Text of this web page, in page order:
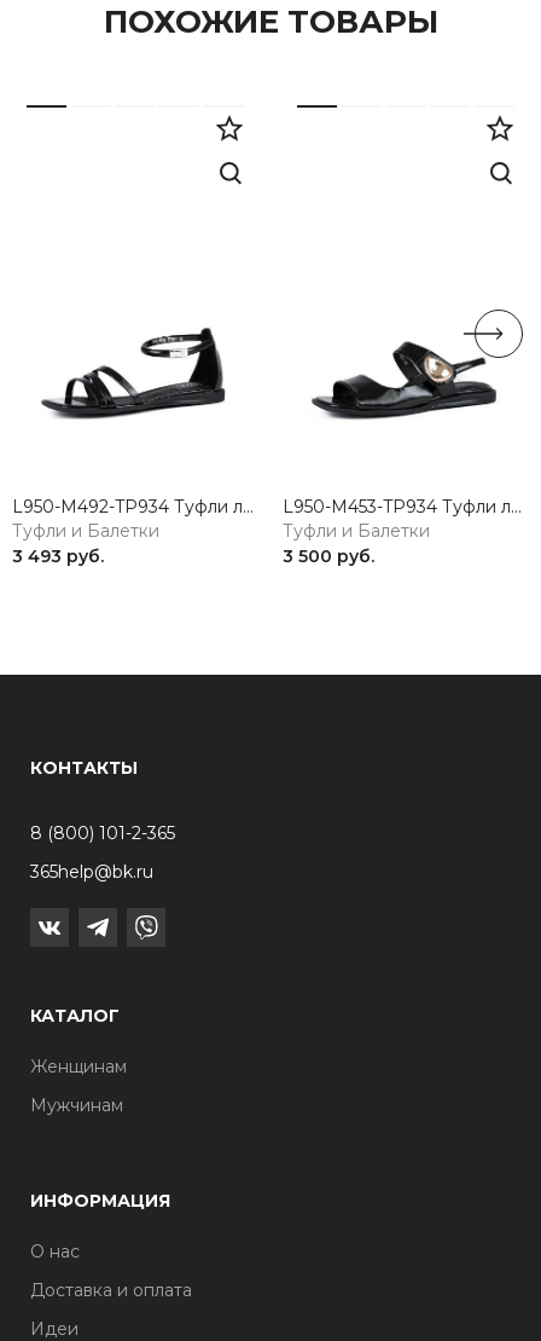
ПОХОЖИЕ ТОВАРЫ
L950-M492-TP934 Туфли летние женские натуральная кожа черный 365
Туфли и Балетки
3 493 руб.
L950-M453-TP934 Туфли летние женские натуральная кожа черный 365
Туфли и Балетки
3 500 руб.
КОНТАКТЫ
8 (800) 101-2-365
365help@bk.ru
КАТАЛОГ
Женщинам
Мужчинам
ИНФОРМАЦИЯ
О нас
Доставка и оплата
Идеи